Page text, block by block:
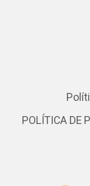
POLÍTICA DE